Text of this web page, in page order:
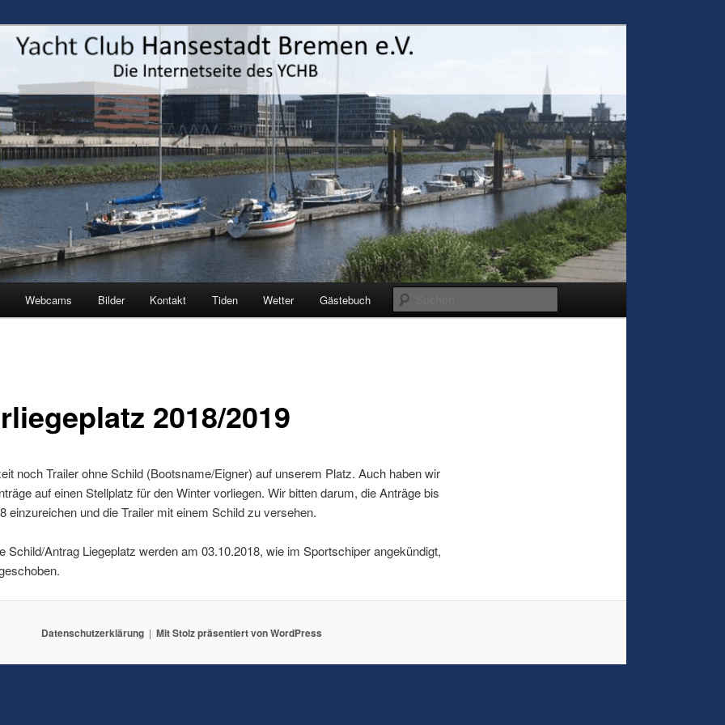
Bremen e.V.
Webcams Bilder Kontakt Tiden Wetter Gästebuch
2018/2019
noch Trailer ohne Schild (Bootsname/Eigner) auf unserem Platz. Auch haben wir
auf einen Stellplatz für den Winter vorliegen. Wir bitten darum, die Anträge bis
einzureichen und die Trailer mit einem Schild zu versehen.
Schild/Antrag Liegeplatz werden am 03.10.2018, wie im Sportschiper angekündigt,
Datenschutzerklärung Mit Stolz präsentiert von WordPress